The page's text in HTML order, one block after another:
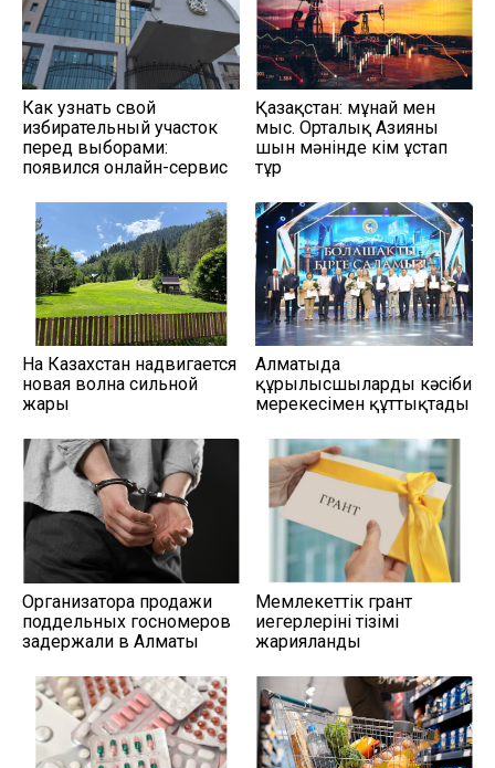
Как узнать свой
избирательный участок
перед выборами:
появился онлайн-сервис
Қазақстан: мұнай мен
мыс. Орталық Азияны
шын мәнінде кім ұстап
тұр
На Казахстан надвигается
новая волна сильной
жары
Алматыда
құрылысшыларды кәсіби
мерекесімен құттықтады
Организатора продажи
поддельных госномеров
задержали в Алматы
Мемлекеттік грант
иегерлерінің тізімі
жарияланды